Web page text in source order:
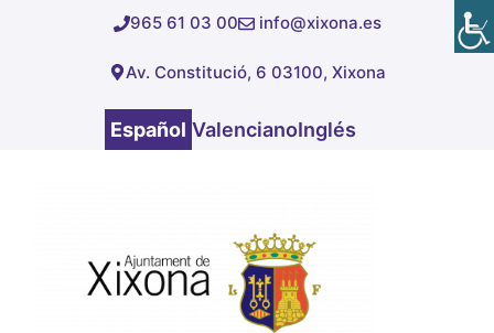
965 61 03 00 info@xixona.es
Av. Constitució, 6 03100, Xixona
Español ValencianoInglés